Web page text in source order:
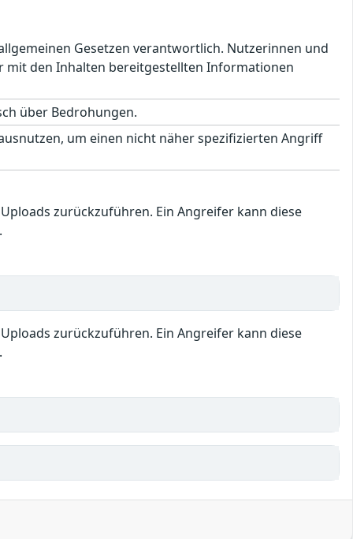
Gesetzen verantwortlich. Nutzerinnen und
den Inhalten bereitgestellten Informationen
über Bedrohungen.
um einen nicht näher spezifizierten Angriff
zurückzuführen. Ein Angreifer kann diese
zurückzuführen. Ein Angreifer kann diese